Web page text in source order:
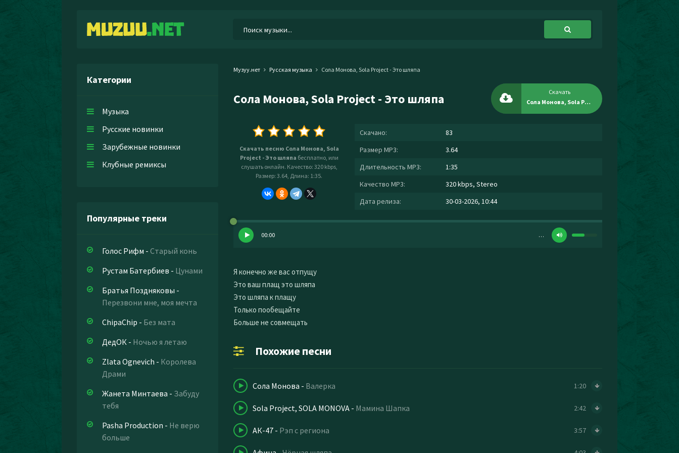
Категории
Музыка
Русские новинки
Зарубежные новинки
Клубные ремиксы
Популярные треки
Голос Рифм - Старый конь
Рустам Батербиев - Цунами
Братья Поздняковы -
Перезвони мне, моя мечта
ChipaChip - Без мата
ДедОК - Ночью я летаю
Zlata Ognevich - Королева
Драми
Жанета Минтаева - Забуду
тебя
Pasha Production - Не верю
больше
Музуу.нет Русская музыка Сола Монова, Sola Project - Это шляпа
Сола Монова, Sola Project - Это шляпа
Скачать
Сола Монова, Sola Project - Это шляпа
Скачать песню Сола Монова, Sola
Project - Это шляпа бесплатно, или
слушать онлайн. Качество: 320 kbps,
Размер: 3.64, Длина: 1:35.
Скачано:
83
Размер MP3:
3.64
Длительность MP3:
1:35
Качество MP3:
320 kbps, Stereo
Дата релиза:
30-03-2026, 10:44
00:00 …
Я конечно же вас отпущу
Это ваш плащ это шляпа
Это шляпа к плащу
Только пообещайте
Больше не совмещать
Похожие песни
Сола Монова - Валерка 1:20
Sola Project, SOLA MONOVA - Мамина Шапка 2:42
АК-47 - Рэп с региона 3:57